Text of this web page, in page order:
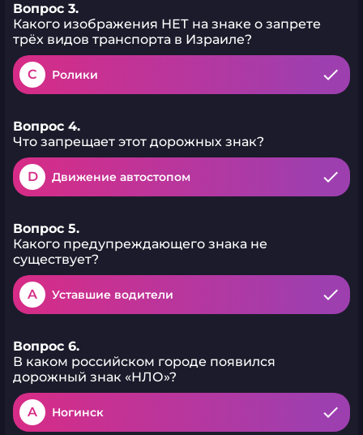
Вопрос 3.
Какого изображения НЕТ на знаке о запрете
трёх видов транспорта в Израиле?
C Ролики
Вопрос 4.
Что запрещает этот дорожных знак?
D Движение автостопом
Вопрос 5.
Какого предупреждающего знака не
существует?
A Уставшие водители
Вопрос 6.
В каком российском городе появился
дорожный знак «НЛО»?
A Ногинск